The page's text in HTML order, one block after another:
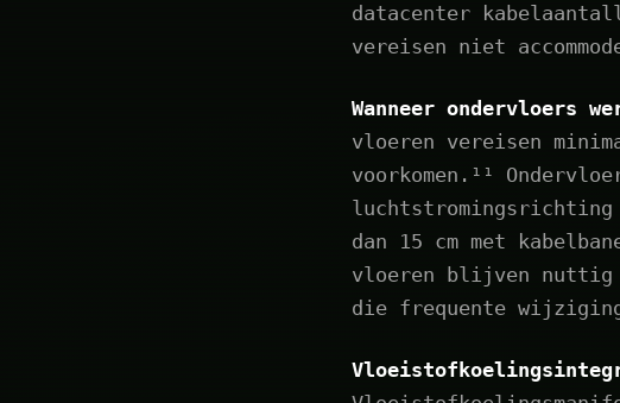
datacenter
vereisen niet
Wanneer ondervloers
vloeren vereisen
voorkomen.¹¹
luchtstromingsrichting
dan 15 cm met
vloeren blijven nuttig
die frequente